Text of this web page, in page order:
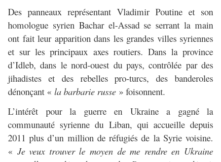
Des panneaux représentant Vladimir Poutine et son
homologue syrien Bachar el-Assad se serrant la main
ont fait leur apparition dans les grandes villes syriennes
et sur les principaux axes routiers. Dans la province
d’Idleb, dans le nord-ouest du pays, contrôlée par des
jihadistes et des rebelles pro-turcs, des banderoles
dénonçant « la barbarie russe » foisonnent.
L’intérêt pour la guerre en Ukraine a gagné la
communauté syrienne du Liban, qui accueille depuis
2011 plus d’un million de réfugiés de la Syrie voisine.
« Je veux trouver le moyen de me rendre en Ukraine